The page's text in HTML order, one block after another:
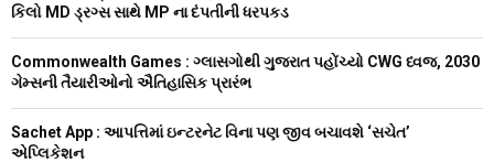
C
કિલો MD ડ્રગ્સ સાથે MP ના દંપતીની ધરપકડ
Commonwealth Games : ગ્લાસગોથી ગુજરાત પહોંચ્યો CWG ધ્વજ, 2030
ગેમ્સની તૈયારીઓનો ઐતિહાસિક પ્રારંભ
Sachet App : આપત્તિમાં ઇન્ટરનેટ વિના પણ જીવ બચાવશે ‘સચેત’
એપ્લિકેશન